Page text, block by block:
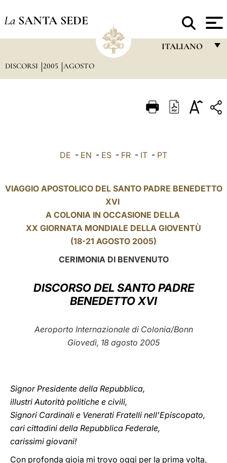
La SANTA SEDE
ITALIANO
ITALIANO
POLSKI
中文
DISCORSI 2005 AGOSTO
DE - EN - ES - FR - IT - PT
VIAGGIO APOSTOLICO DEL SANTO PADRE BENEDETTO
XVI
A COLONIA IN OCCASIONE DELLA
XX GIORNATA MONDIALE DELLA GIOVENTÙ
(18-21 AGOSTO 2005)
CERIMONIA DI BENVENUTO
DISCORSO DEL SANTO PADRE
BENEDETTO XVI
Aeroporto Internazionale di Colonia/Bonn
Giovedì, 18 agosto 2005
Signor Presidente della Repubblica,
illustri Autorità politiche e civili,
Signori Cardinali e Venerati Fratelli nell’Episcopato,
cari cittadini della Repubblica Federale,
carissimi giovani!
Con profonda gioia mi trovo oggi per la prima volta,